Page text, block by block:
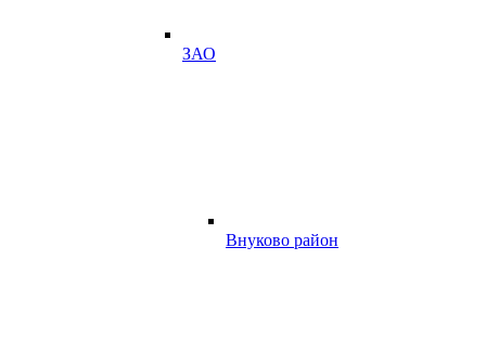
ЗАО
Внуково район